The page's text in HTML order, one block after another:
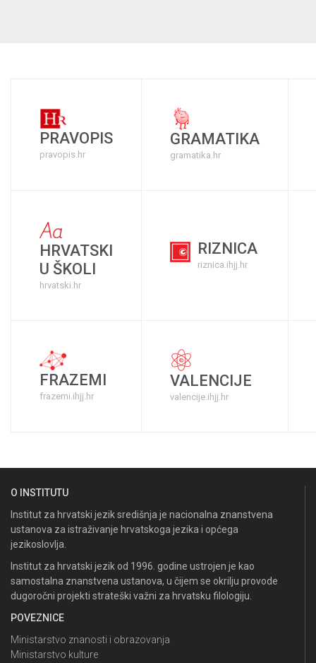
PRAVOPIS
pravopis.hr
GRAMATIKA
gramatika.hr
HRVATSKI
U ŠKOLI
hrvatski.hr
RIZNICA
riznica.ihjj.hr
FRAZEMI
frazemi.ihjj.hr
VALENCIJE
valencije.ihjj.hr
O INSTITUTU
Institut za hrvatski jezik središnja je nacionalna znanstvena
ustanova za istraživanje hrvatskoga jezika i općega
jezikoslovlja.
Institut za hrvatski jezik od 1996. godine ustrojen je kao
samostalna znanstvena ustanova, u čijem se okrilju provode
dugoročni projekti strateški važni za hrvatsku filologiju.
POVEZNICE
Ministarstvo znanosti i obrazovanja
Ministarstvo kulture